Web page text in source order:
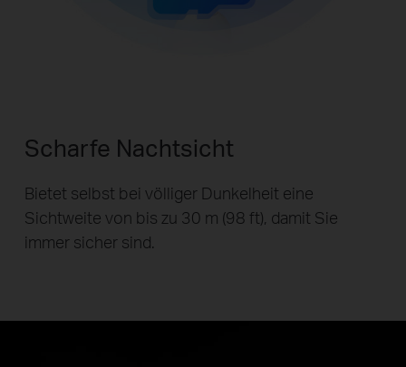
Scharfe Nachtsicht
Bietet selbst bei völliger Dunkelheit eine
Sichtweite von bis zu 30 m (98 ft), damit Sie
immer sicher sind.